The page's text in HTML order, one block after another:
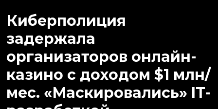
Киберполиция
задержала
организаторов онлайн-
казино с доходом $1 млн/
мес. «Маскировались» IT-